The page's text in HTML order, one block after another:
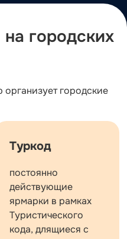
городских
городские
Туркод
постоянно
действующие
ярмарки в рамках
Туристического
кода, длящиеся с